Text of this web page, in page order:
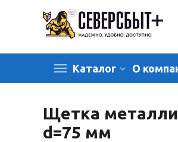
Каталог О
Щетка
d=75 мм